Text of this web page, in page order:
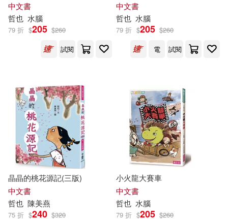
小行星幼兒誌(2) 岑澎維(2)
平田哲也(2) 彭萍萍(2)
斐德利克．葛霍(2)
曾玉明、謝其濬(2)
木村哲也(2) 柳映書(2)
北京聯合出版公司(2)
南海出版公司(2)
大呂文化(2) 徳間書店(2)
方舟文化(2) 方言文化(2)
日出出版(2) 晨光出版社(2)
有光文化出版有限公司(2)
中文書
哲也 水腦
79 折 $205 $260
試閱
中文書
哲也 水腦
79 折 $205 $260
電
試閱
晶晶的桃花源記(三版)
中文書
哲也 陳美燕
75 折 $240 $320
小火龍大賽車
中文書
哲也 水腦
79 折 $205 $260